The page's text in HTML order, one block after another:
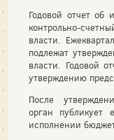
Годовой отчет об
контрольно-
власти.
подлежат
власти. Годовой
утверждению
После
орган публикует
исполнении